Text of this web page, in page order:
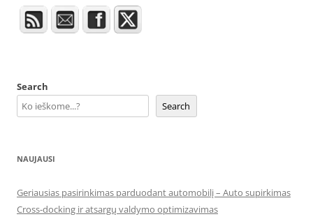
Search
Search
NAUJAUSI
Geriausias pasirinkimas parduodant automobilį – Auto supirkimas
Cross-docking ir atsargų valdymo optimizavimas